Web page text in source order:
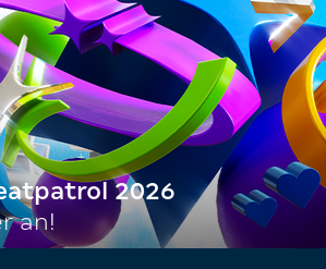
2026
an!